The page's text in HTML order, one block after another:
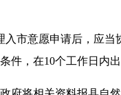
意愿申请后，应当
件，在10个工作日内出